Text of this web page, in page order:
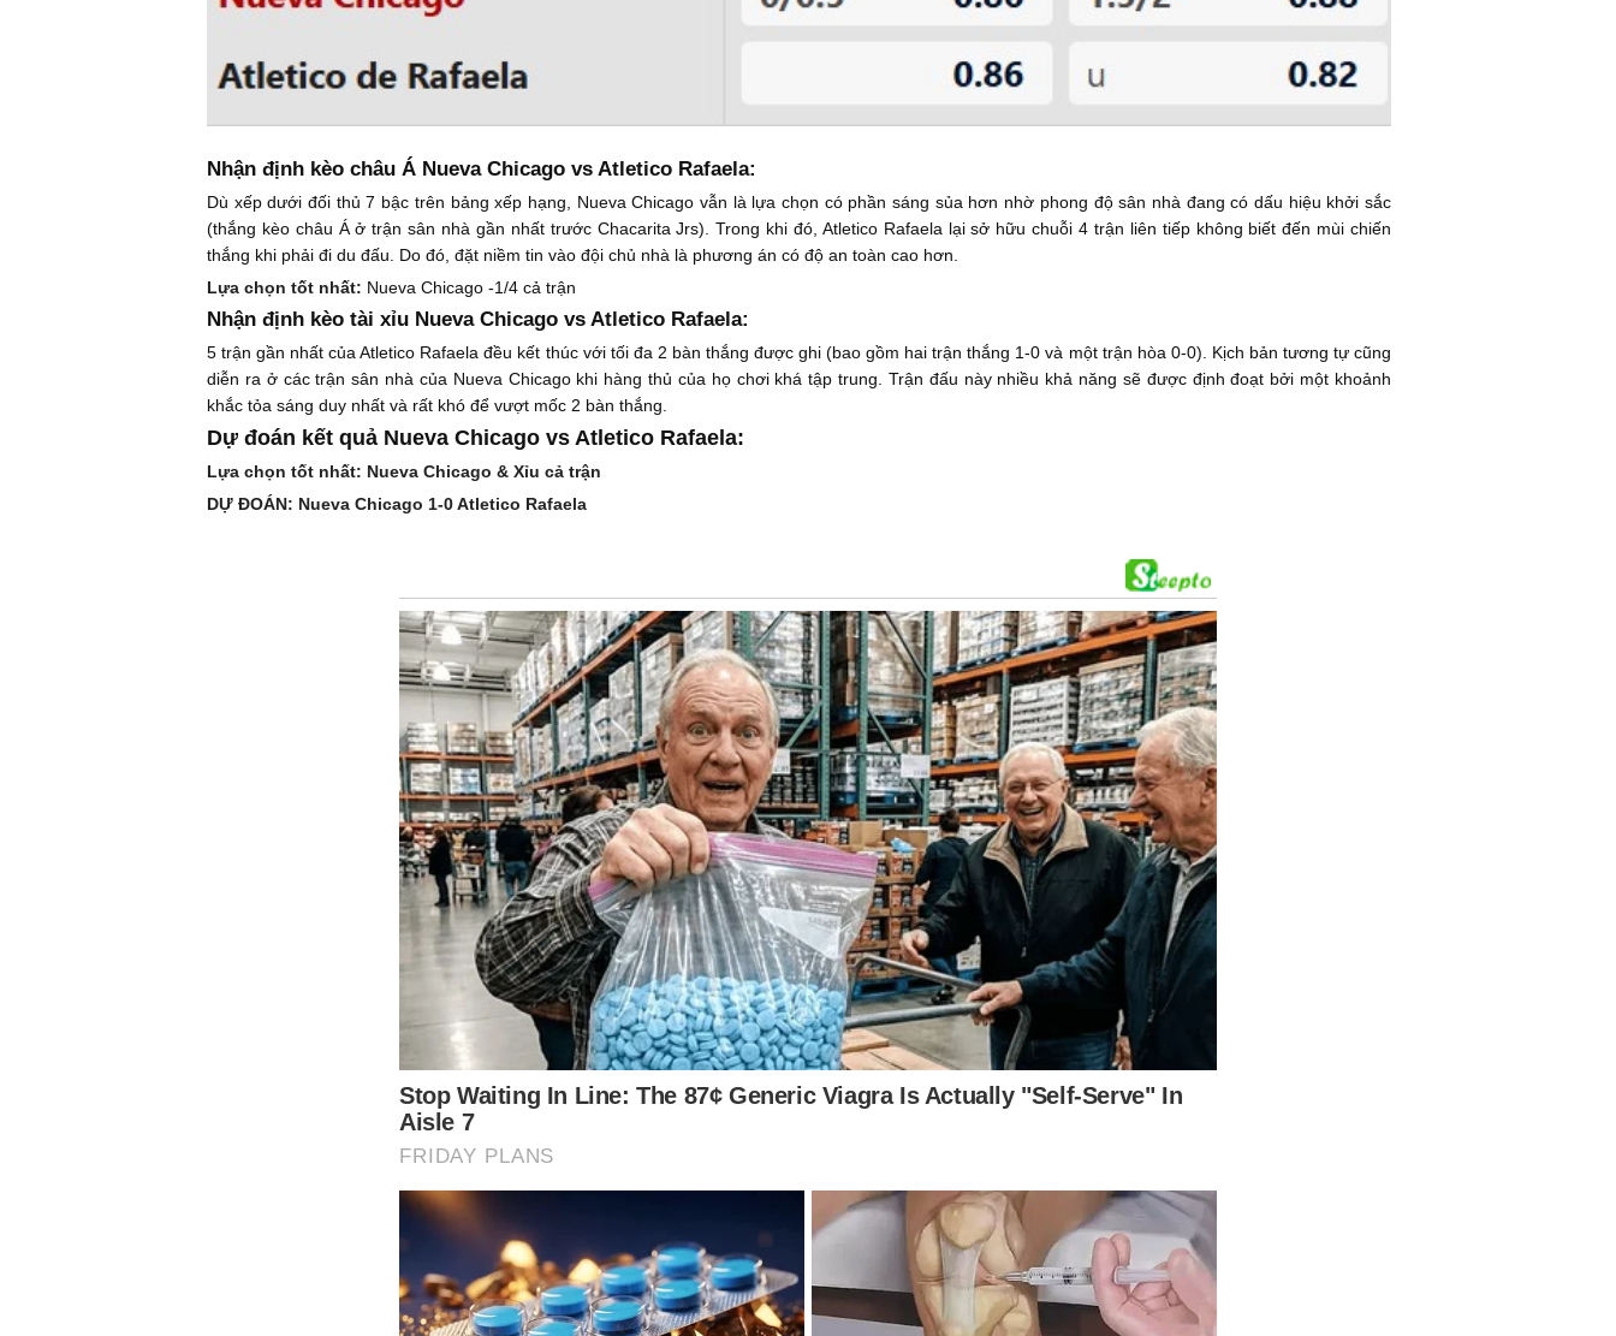
Nhận định kèo châu Á Nueva Chicago vs Atletico Rafaela:
Dù xếp dưới đối thủ 7 bậc trên bảng xếp hạng, Nueva Chicago vẫn là lựa chọn có phần sáng sủa hơn nhờ phong độ sân nhà đang có dấu hiệu khởi sắc
(thắng kèo châu Á ở trận sân nhà gần nhất trước Chacarita Jrs). Trong khi đó, Atletico Rafaela lại sở hữu chuỗi 4 trận liên tiếp không biết đến mùi chiến
thắng khi phải đi du đấu. Do đó, đặt niềm tin vào đội chủ nhà là phương án có độ an toàn cao hơn.
Lựa chọn tốt nhất: Nueva Chicago -1/4 cả trận
Nhận định kèo tài xỉu Nueva Chicago vs Atletico Rafaela:
5 trận gần nhất của Atletico Rafaela đều kết thúc với tối đa 2 bàn thắng được ghi (bao gồm hai trận thắng 1-0 và một trận hòa 0-0). Kịch bản tương tự cũng
diễn ra ở các trận sân nhà của Nueva Chicago khi hàng thủ của họ chơi khá tập trung. Trận đấu này nhiều khả năng sẽ được định đoạt bởi một khoảnh
khắc tỏa sáng duy nhất và rất khó để vượt mốc 2 bàn thắng.
Dự đoán kết quả Nueva Chicago vs Atletico Rafaela:
Lựa chọn tốt nhất: Nueva Chicago & Xỉu cả trận
DỰ ĐOÁN: Nueva Chicago 1-0 Atletico Rafaela